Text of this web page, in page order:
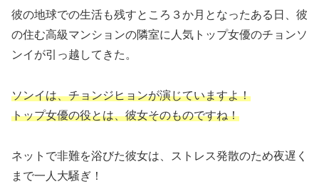
彼の地球での生活も残すところ３か月となったある日、彼
の住む高級マンションの隣室に人気トップ女優のチョンソ
ンイが引っ越してきた。
ソンイは、チョンジヒョンが演じていますよ！
トップ女優の役とは、彼女そのものですね！
ネットで非難を浴びた彼女は、ストレス発散のため夜遅く
まで一人大騒ぎ！